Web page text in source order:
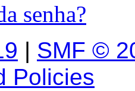
senha?
| SMF ©
Policies